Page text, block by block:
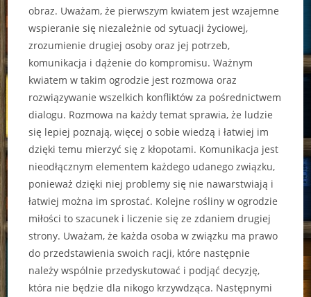
obraz. Uważam, że pierwszym kwiatem jest wzajemne
wspieranie się niezależnie od sytuacji życiowej,
zrozumienie drugiej osoby oraz jej potrzeb,
komunikacja i dążenie do kompromisu. Ważnym
kwiatem w takim ogrodzie jest rozmowa oraz
rozwiązywanie wszelkich konfliktów za pośrednictwem
dialogu. Rozmowa na każdy temat sprawia, że ludzie
się lepiej poznają, więcej o sobie wiedzą i łatwiej im
dzięki temu mierzyć się z kłopotami. Komunikacja jest
nieodłącznym elementem każdego udanego związku,
ponieważ dzięki niej problemy się nie nawarstwiają i
łatwiej można im sprostać. Kolejne rośliny w ogrodzie
miłości to szacunek i liczenie się ze zdaniem drugiej
strony. Uważam, że każda osoba w związku ma prawo
do przedstawienia swoich racji, które następnie
należy wspólnie przedyskutować i podjąć decyzję,
która nie będzie dla nikogo krzywdząca. Następnymi